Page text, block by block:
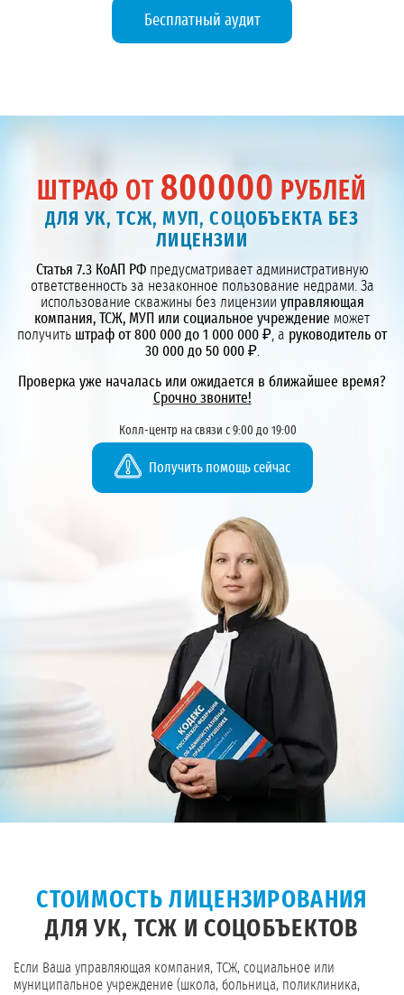
Бесплатный аудит
ШТРАФ ОТ 800000 РУБЛЕЙ
ДЛЯ УК, ТСЖ, МУП, СОЦОБЪЕКТА БЕЗ
ЛИЦЕНЗИИ
Статья 7.3 КоАП РФпредусматривает административную
ответственность за незаконное пользование недрами. За
использование скважины без лицензии управляющая
компания, ТСЖ, МУП или социальное учреждение может
получить штраф от 800 000 до 1 000 000 ₽ , а руководитель от
30 000 до 50 000 ₽.
Проверка уже началась или ожидается в ближайшее время?
Срочно звоните!
Колл-центр на связи с 9:00 до 19:00
Получить помощь сейчас
СТОИМОСТЬ ЛИЦЕНЗИРОВАНИЯ
ДЛЯ УК, ТСЖ И СОЦОБЪЕКТОВ
Если Ваша управляющая компания, ТСЖ, социальное или
муниципальное учреждение (школа, больница, поликлиника,